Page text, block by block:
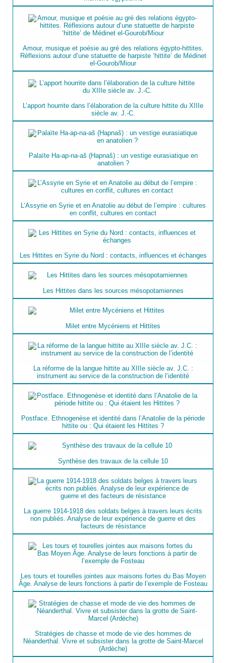
Amour, musique et poésie au gré des relations égypto-hittites.
Réflexions autour d’une statuette de harpiste ‘hittite’ de Médinet
el-Gourob/Miour
L’apport hourrite dans l’élaboration de la culture hittite du XIIIe
siècle av. J.-C.
Palaïte Ha-ap-na-aš (Hapnaš) : un vestige eurasiatique en
anatolien ?
L’Assyrie en Syrie et en Anatolie au début de l’empire : cultures
en conflit, cultures en contact
Les Hittites en Syrie du Nord : contacts, influences et échanges
Les Hittites dans les sources mésopotamiennes
Milet entre Mycéniens et Hittites
La réforme de la langue hittite au XIIIe siècle av. J.C. :
instrument au service de la construction de l’identité
Postface. Ethnogenèse et identité dans l’Anatolie de la période
hittite ou : Qui étaient les Hittites ?
Synthèse des travaux de la cellule 10
La guerre 1914-1918 des soldats belges à travers leurs écrits
non publiés. Analyse de leur expérience de guerre et des
facteurs de résistance
Les tours et tourelles jointes aux maisons fortes du Bas Moyen
Âge. Analyse de leurs fonctions à partir de l’exemple de Fosteau
Stratégies de chasse et mode de vie des hommes de
Néanderthal. Vivre et subsister dans la grotte de Saint-Marcel
(Ardèche)